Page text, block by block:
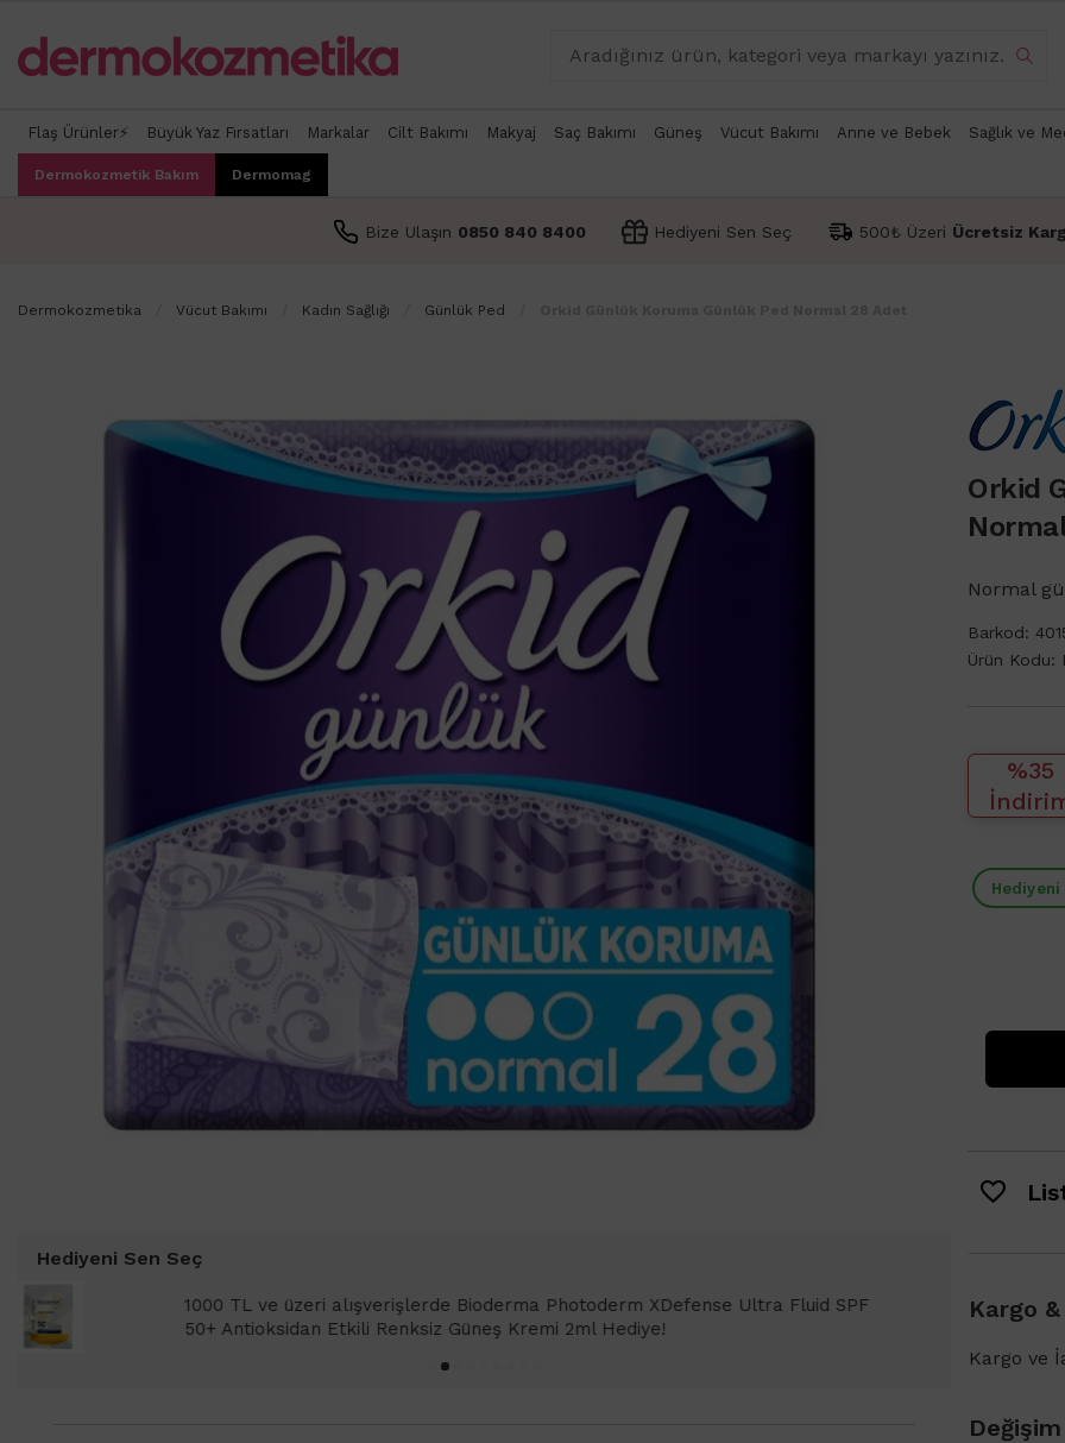
Flaş Ürünler⚡ Büyük Yaz Fırsatları Markalar Cilt Bakımı Makyaj Saç Bakımı Güneş Vücut Bakımı Anne ve Bebek Sağlık ve
Dermokozmetik Bakım Dermomag
Bize Ulaşın 0850 840 8400 Hediyeni Sen Seç 500₺ Üzeri Ücretsiz
Dermokozmetika Vücut Bakımı Kadın Sağlığı Günlük Ped
Orkid
Normal
Barkod:
Ürün Kodu:
%35
Hediyeni
Hediyeni Sen Seç
1000 TL ve üzeri alışverişlerinizde Bioderma Photoderm XDefense Ultra Fluid
SPF 50+ Antioksidan Renkli Güneş Kremi Light 2ml hediye!
Kargo
Kargo ve